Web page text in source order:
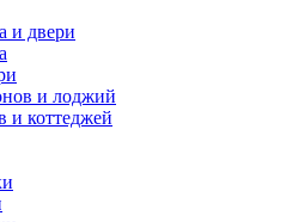
и двери
и лоджий
и коттеджей